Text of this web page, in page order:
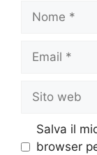
Nome
Email
Sito
web
Salva il
browser